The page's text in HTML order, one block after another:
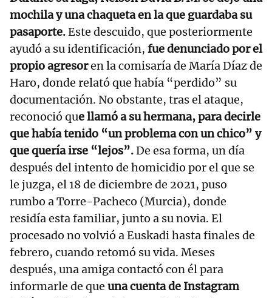
mochila y una chaqueta en la que guardaba su
pasaporte.Este descuido, que posteriormente
ayudó a su identificación, fue denunciado por el
propio agresoren la comisaría de María Díaz de
Haro, donde relató que había “perdido” su
documentación. No obstante, tras el ataque,
reconoció que llamó a su hermana, para decirle
que había tenido “un problema con un chico” y
que quería irse “lejos”.De esa forma, un día
después del intento de homicidio por el que se
le juzga, el 18 de diciembre de 2021, puso
rumbo a Torre-Pacheco (Murcia), donde
residía esta familiar, junto a su novia. El
procesado no volvió a Euskadi hasta finales de
febrero, cuando retomó su vida. Meses
después, una amiga contactó con él para
informarle de que una cuenta de Instagram